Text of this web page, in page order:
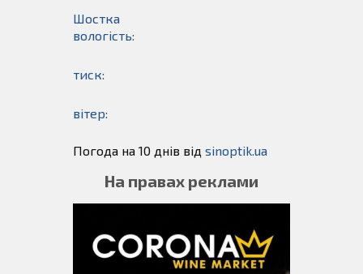
Шостка
вологість:
тиск:
вітер:
Погода на 10 днів від sinoptik.ua
На правах реклами